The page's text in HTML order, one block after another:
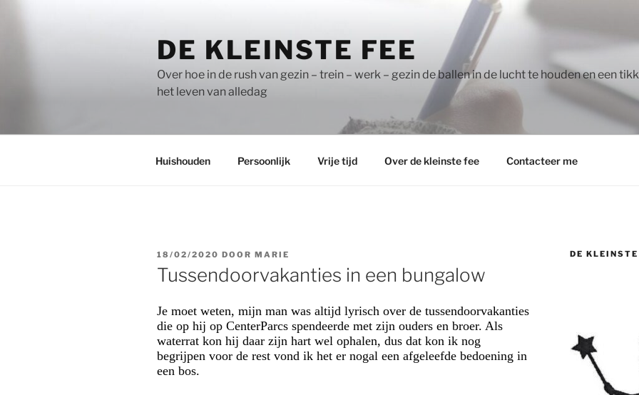
DE KLEINSTE FEE
Over hoe in de rush van gezin – trein – werk – gezin de ballen in de lucht te houden en een
het leven van alledag
Huishouden Persoonlijk Vrije tijd Over de kleinste fee Contacteer me
GEPLAATST
OP
18/02/2020 DOOR MARIE
Tussendoorvakanties in een bungalow
Je moet weten, mijn man was altijd lyrisch over de tussendoorvakanties
die op hij op CenterParcs spendeerde met zijn ouders en broer. Als
waterrat kon hij daar zijn hart wel ophalen, dus dat kon ik nog
begrijpen voor de rest vond ik het er nogal een afgeleefde bedoening in
een bos.
DE KLEINSTE